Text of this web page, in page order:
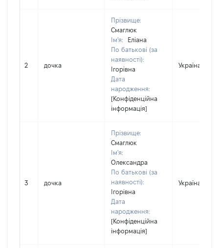
2 дочка
Прізвище:
Смаглюк
Ім'я:
Еліана
По батькові (за
наявності):
Ігорівна
Дата
народження:
[Конфіденційна
інформація]
Україна
3 дочка
Прізвище:
Смаглюк
Ім'я:
Олександра
По батькові (за
наявності):
Ігорівна
Дата
народження:
[Конфіденційна
інформація]
Україна